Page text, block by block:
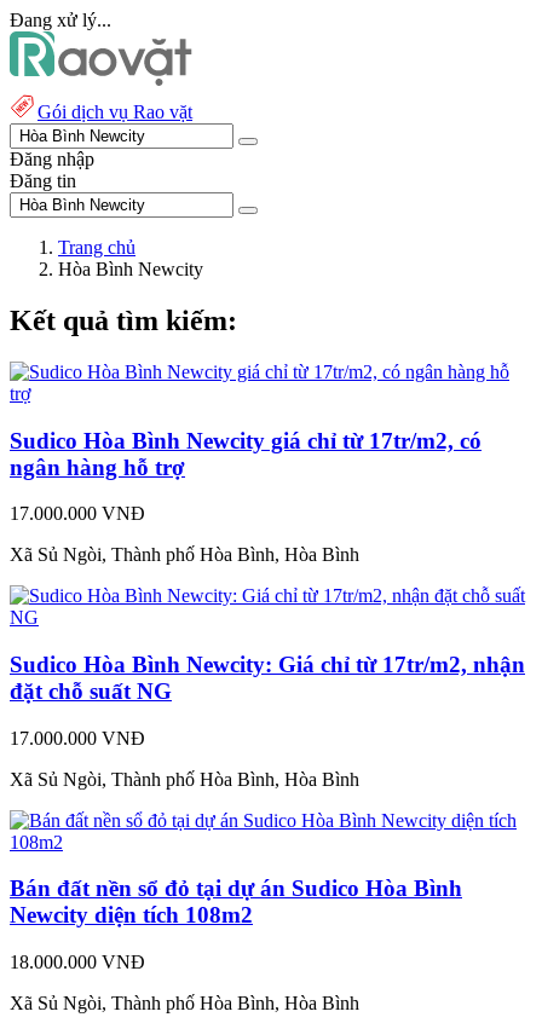
Đang xử lý...
Gói dịch vụ Rao vặt
Đăng nhập
Đăng tin
Trang chủ
Hòa Bình Newcity
Kết quả tìm kiếm:
Sudico Hòa Bình Newcity giá chỉ từ 17tr/m2, có
ngân hàng hỗ trợ
17.000.000 VNĐ
Xã Sủ Ngòi, Thành phố Hòa Bình, Hòa Bình
Sudico Hòa Bình Newcity: Giá chỉ từ 17tr/m2, nhận
đặt chỗ suất NG
17.000.000 VNĐ
Xã Sủ Ngòi, Thành phố Hòa Bình, Hòa Bình
Bán đất nền sổ đỏ tại dự án Sudico Hòa Bình
Newcity diện tích 108m2
18.000.000 VNĐ
Xã Sủ Ngòi, Thành phố Hòa Bình, Hòa Bình